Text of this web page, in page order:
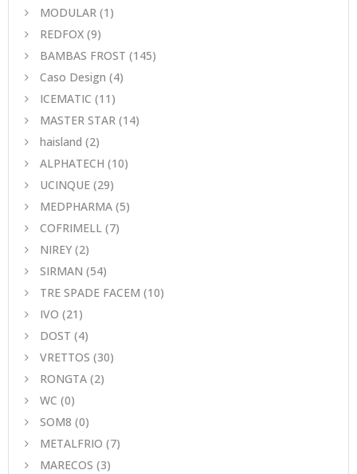
MODULAR (1)
REDFOX (9)
BAMBAS FROST (145)
Caso Design (4)
ICEMATIC (11)
MASTER STAR (14)
haisland (2)
ALPHATECH (10)
UCINQUE (29)
MEDPHARMA (5)
COFRIMELL (7)
NIREY (2)
SIRMAN (54)
TRE SPADE FACEM (10)
IVO (21)
DOST (4)
VRETTOS (30)
RONGTA (2)
WC (0)
SOM8 (0)
METALFRIO (7)
MARECOS (3)